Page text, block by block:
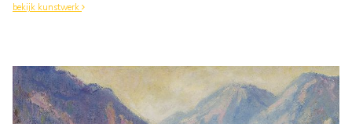
bekijk kunstwerk